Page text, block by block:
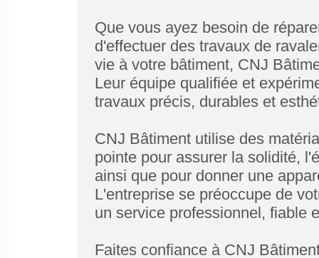
Que vous ayez besoin de
d'effectuer des travaux de
vie à votre bâtiment, CNJ
Leur équipe qualifiée et
travaux précis, durables et
CNJ Bâtiment utilise des
pointe pour assurer la solidité,
ainsi que pour donner une
L'entreprise se préoccupe de
un service professionnel, fiable
Faites confiance à CNJ